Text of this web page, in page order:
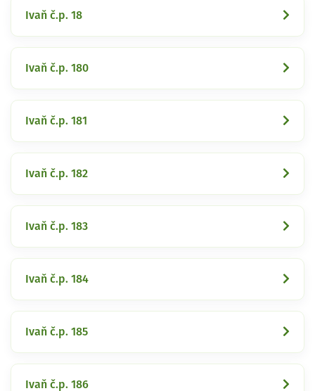
Ivaň č.p. 18
Ivaň č.p. 180
Ivaň č.p. 181
Ivaň č.p. 182
Ivaň č.p. 183
Ivaň č.p. 184
Ivaň č.p. 185
Ivaň č.p. 186